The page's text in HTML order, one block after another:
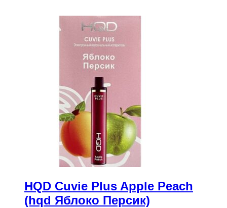
HQD Cuvie Plus Apple Peach
(hqd Яблоко Персик)